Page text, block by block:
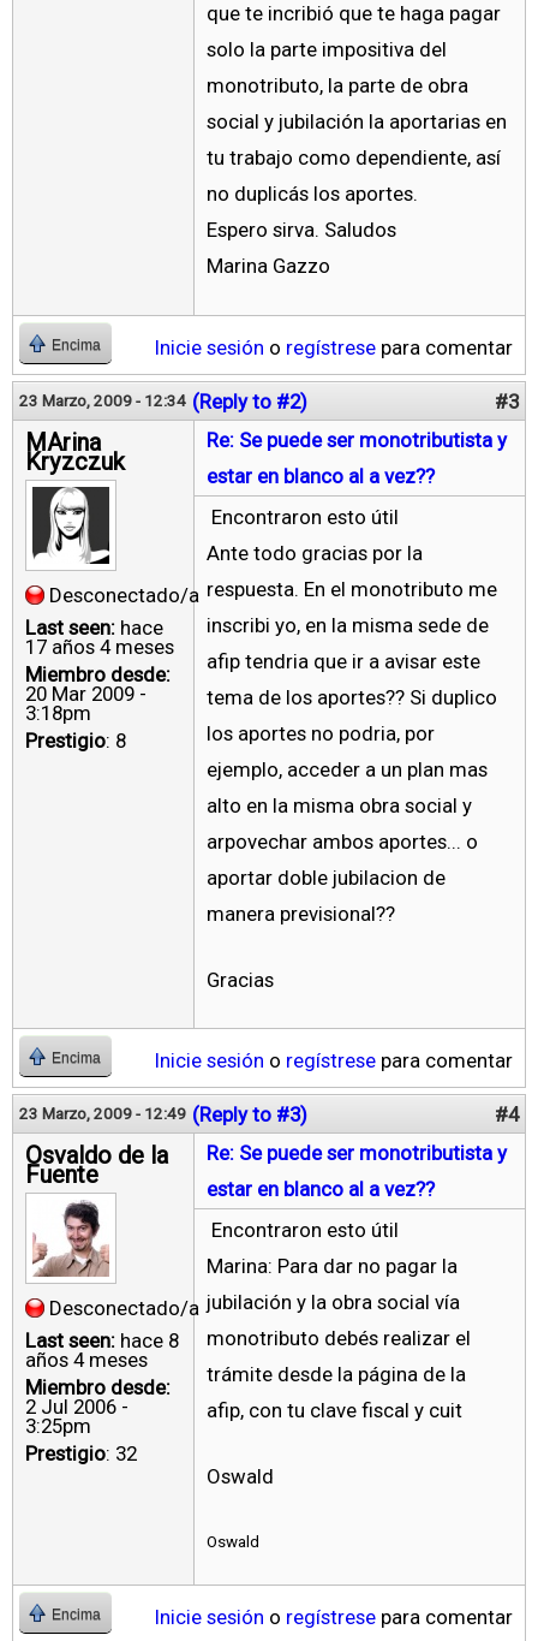
que te incribió que te haga pagar
solo la parte impositiva del
monotributo, la parte de obra
social y jubilación la aportarias en
tu trabajo como dependiente, así
no duplicás los aportes.
Espero sirva. Saludos
Marina Gazzo
Encima Inicie sesión o regístrese para comentar
23 Marzo, 2009 - 12:34 (Reply to #2) #3
MArina
Kryzczuk
Desconectado/a
Last seen: hace
17 años 4 meses
Miembro desde:
20 Mar 2009 -
3:18pm
Prestigio: 8
Re: Se puede ser monotributista y
estar en blanco al a vez??
Encontraron esto útil
Ante todo gracias por la
respuesta. En el monotributo me
inscribi yo, en la misma sede de
afip tendria que ir a avisar este
tema de los aportes?? Si duplico
los aportes no podria, por
ejemplo, acceder a un plan mas
alto en la misma obra social y
arpovechar ambos aportes... o
aportar doble jubilacion de
manera previsional??
Gracias
Encima Inicie sesión o regístrese para comentar
23 Marzo, 2009 - 12:49 (Reply to #3) #4
Osvaldo de la
Fuente
Desconectado/a
Last seen: hace 8
años 4 meses
Miembro desde:
2 Jul 2006 -
3:25pm
Prestigio: 32
Re: Se puede ser monotributista y
estar en blanco al a vez??
Encontraron esto útil
Marina: Para dar no pagar la
jubilación y la obra social vía
monotributo debés realizar el
trámite desde la página de la
afip, con tu clave fiscal y cuit
Oswald
Oswald
Encima Inicie sesión o regístrese para comentar